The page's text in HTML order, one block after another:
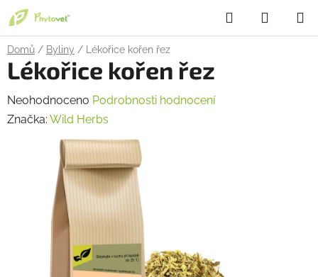
Přejít
na
obsah
Hledat
KOŠÍK
Domů / Byliny / Lékořice kořen řez
Lékořice kořen řez
Průměrné
hodnocení
hvězdiček.
Neohodnoceno Podrobnosti hodnocení
Značka: Wild Herbs